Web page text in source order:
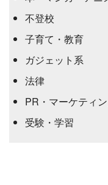
不登校
子育て・教育
ガジェット系
法律
PR・マーケティ
受験・学習